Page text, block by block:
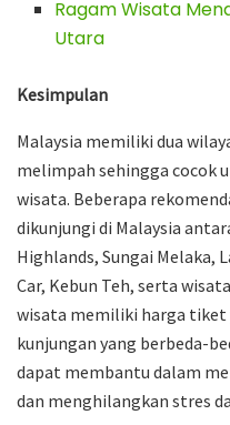
Ragam Wisata
Utara
Kesimpulan
Malaysia memiliki dua
melimpah sehingga cocok
wisata. Beberapa
dikunjungi di Malaysia
Highlands, Sungai Melaka,
Car, Kebun Teh, serta
wisata memiliki harga tiket
kunjungan yang berbeda-
dapat membantu dalam
dan menghilangkan stres